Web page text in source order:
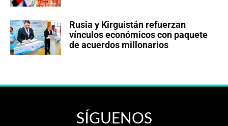
Rusia y Kirguistán refuerzan
vínculos económicos con paquete
de acuerdos millonarios
SÍGUENOS